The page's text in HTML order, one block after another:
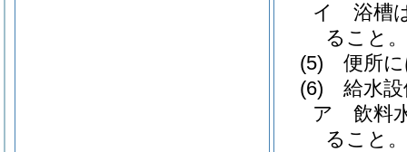
イ
浴槽
ること。
(5)
便所
(6)
給水
ア
飲料
ること。